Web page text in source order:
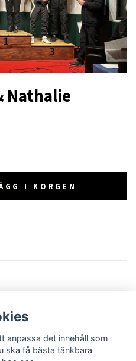
Nathalie
I KORGEN
anpassa det innehåll som
ska få bästa tänkbara